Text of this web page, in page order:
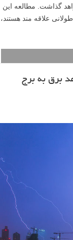
گذاشت. مطالعه این
علاقه مند هستند،
برق به برج